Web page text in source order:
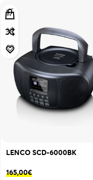
LENCO SCD-6000BK
165,00€